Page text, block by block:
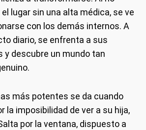
lugar sin una alta médica, se ve
con los demás internos. A
diario, se enfrenta a sus
y descubre un mundo tan
más potentes se da cuando
la imposibilidad de ver a su hija,
por la ventana, dispuesto a